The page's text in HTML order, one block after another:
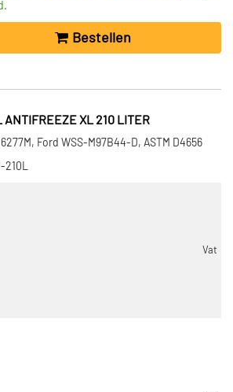
Bestellen
ANTIFREEZE XL 210 LITER
6277M, Ford WSS-M97B44-D, ASTM D4656
210L
Vat